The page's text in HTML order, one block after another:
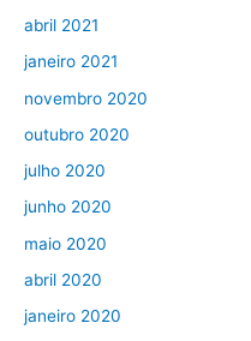
abril 2021
janeiro 2021
novembro 2020
outubro 2020
julho 2020
junho 2020
maio 2020
abril 2020
janeiro 2020